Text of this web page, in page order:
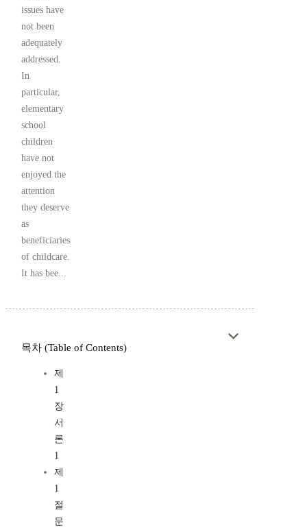
issues have
not been
adequately
addressed.
In
particular,
elementary
school
children
have not
enjoyed the
attention
they deserve
as
beneficiaries
of childcare.
It has bee...
목차 (Table of Contents)
제
1
장
서
론
1
제
1
절
문